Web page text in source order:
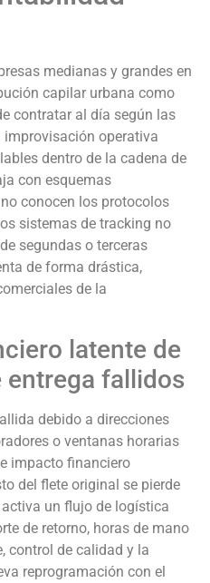
medianas y grandes en
capilar urbana como
contratar al día según las
operativa
dentro de la cadena de
con esquemas
conocen los protocolos
sistemas de tracking no
segundas o terceras
de forma drástica,
de la
latente de
entrega fallidos
debido a direcciones
o ventanas horarias
impacto financiero
del flete original se pierde
un flujo de logística
de retorno, horas de mano
control de calidad y la
reprogramación con el